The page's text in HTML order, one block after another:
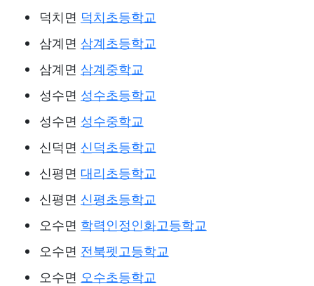
덕치면 덕치초등학교
삼계면 삼계초등학교
삼계면 삼계중학교
성수면 성수초등학교
성수면 성수중학교
신덕면 신덕초등학교
신평면 대리초등학교
신평면 신평초등학교
오수면 학력인정인화고등학교
오수면 전북펫고등학교
오수면 오수초등학교